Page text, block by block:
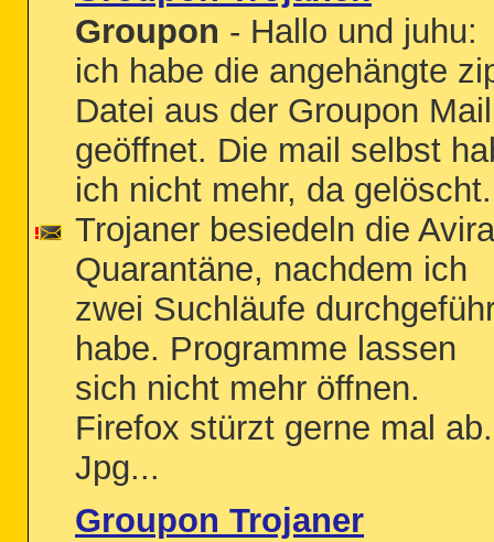
Groupon - Hallo und juhu:
ich habe die angehängte
Datei aus der Groupon Mail
geöffnet. Die mail selbst
ich nicht mehr, da gelöscht.
Trojaner besiedeln die Avira
Quarantäne, nachdem ich
zwei Suchläufe
habe. Programme lassen
sich nicht mehr öffnen.
Firefox stürzt gerne mal ab.
Jpg...
Groupon Trojaner